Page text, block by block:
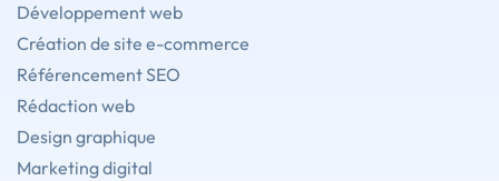
Développement web
Création de site e-commerce
Référencement SEO
Rédaction web
Design graphique
Marketing digital